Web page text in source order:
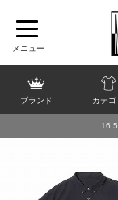
ブランド カテゴ